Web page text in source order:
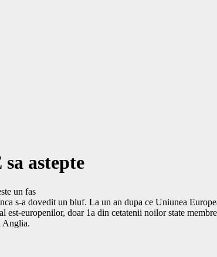
astepte
un fas
s-a dovedit un bluf. La un an dupa ce Uniunea
est-europenilor, doar 1a din cetatenii noilor state
Anglia.